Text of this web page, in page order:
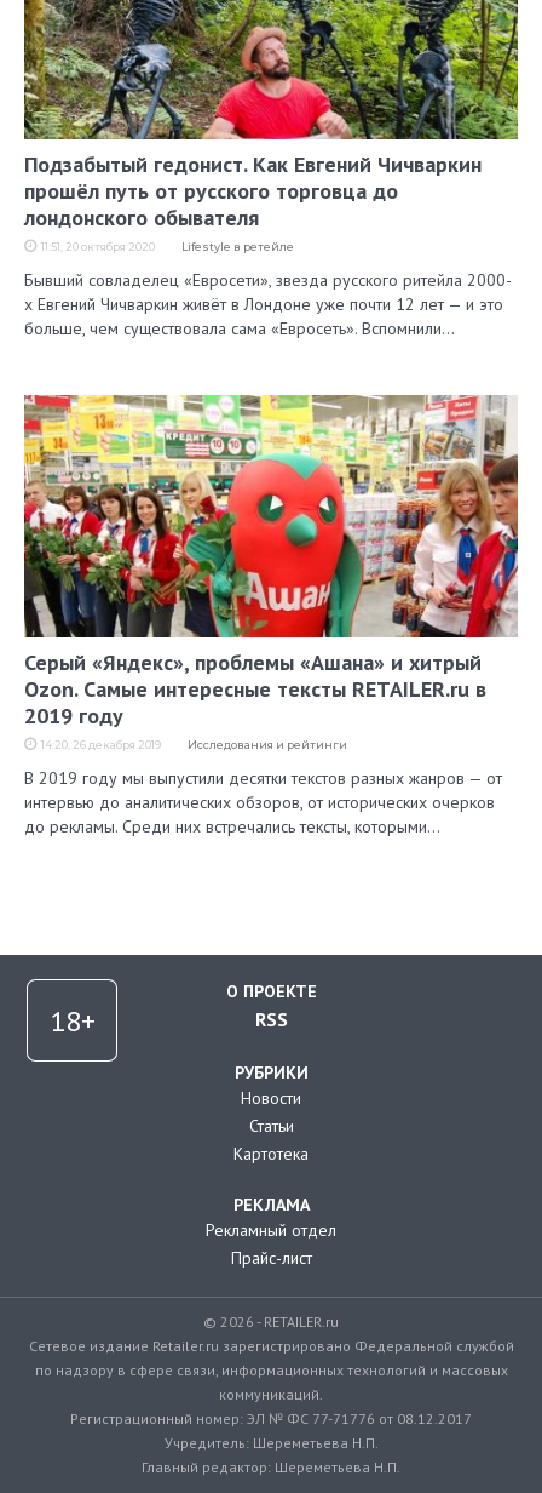
Подзабытый гедонист. Как Евгений Чичваркин
прошёл путь от русского торговца до
лондонского обывателя
11:51, 20 октября 2020 Lifestyle в ретейле
Бывший совладелец «Евросети», звезда русского ритейла 2000-
х Евгений Чичваркин живёт в Лондоне уже почти 12 лет — и это
больше, чем существовала сама «Евросеть». Вспомнили…
Серый «Яндекс», проблемы «Ашана» и хитрый
Ozon. Самые интересные тексты RETAILER.ru в
2019 году
14:20, 26 декабря 2019 Исследования и рейтинги
В 2019 году мы выпустили десятки текстов разных жанров — от
интервью до аналитических обзоров, от исторических очерков
до рекламы. Среди них встречались тексты, которыми…
О ПРОЕКТЕ
RSS
РУБРИКИ
Новости
Статьи
Картотека
РЕКЛАМА
Рекламный отдел
Прайс-лист
© 2026 - RETAILER.ru
Сетевое издание Retailer.ru зарегистрировано Федеральной службой
по надзору в сфере связи, информационных технологий и массовых
коммуникаций.
Регистрационный номер: ЭЛ № ФС 77-71776 от 08.12.2017
Учредитель: Шереметьева Н.П.
Главный редактор: Шереметьева Н.П.